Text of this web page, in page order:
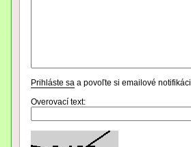
Prihláste sa a povoľte si emailové
Overovací text: